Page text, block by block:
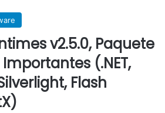
v2.5.0, Paquete
(.NET,
Flash